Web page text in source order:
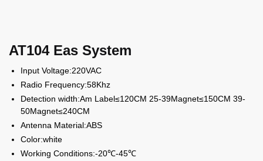
AT104 Eas System
Input Voltage:220VAC
Radio Frequency:58Khz
Detection width:Am Label≤120CM 25-39Magnet≤150CM 39-
50Magnet≤240CM
Antenna Material:ABS
Color:white
Working Conditions:-20℃-45℃